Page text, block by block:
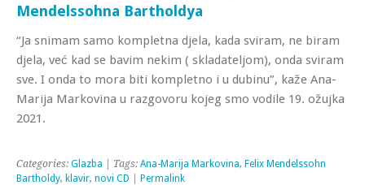
Mendelssohna Bartholdya
“Ja snimam samo kompletna djela, kada sviram, ne biram
djela, već kad se bavim nekim ( skladateljom), onda sviram
sve. I onda to mora biti kompletno i u dubinu”, kaže Ana-
Marija Markovina u razgovoru kojeg smo vodile 19. ožujka
2021.
Categories: Glazba | Tags: Ana-Marija Markovina, Felix Mendelssohn
Bartholdy, klavir, novi CD Permalink